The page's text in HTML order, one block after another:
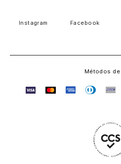
Instagram Facebook
Métodos de